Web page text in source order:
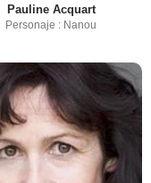
Pauline Acquart
Personaje : Nanou